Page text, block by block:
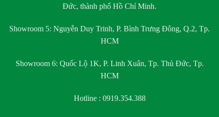
Đức, thành phố Hồ Chí Minh.
Showroom 5: Nguyễn Duy Trinh, P. Bình Trưng Đông, Q.2, Tp.
HCM
Showroom 6: Quốc Lộ 1K, P. Linh Xuân, Tp. Thủ Đức, Tp.
HCM
Hotline : 0919.354.388